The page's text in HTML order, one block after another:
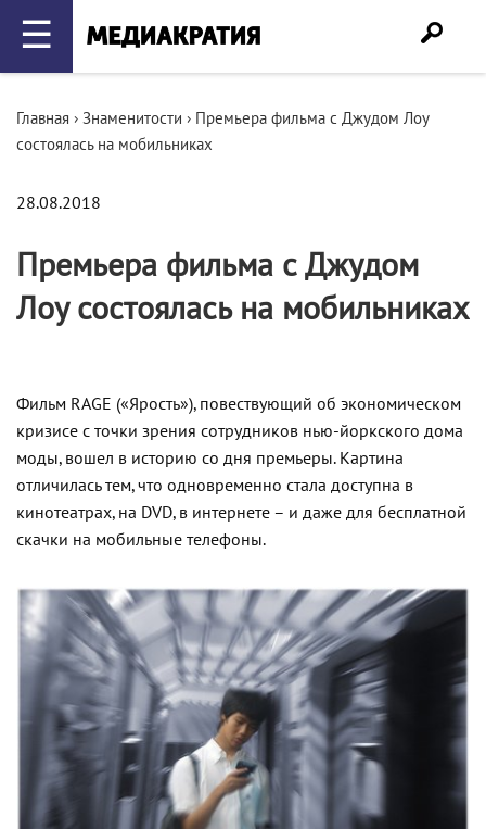
☰
Главная › Знаменитости › Премьера фильма с Джудом Лоу
состоялась на мобильниках
28.08.2018
Премьера фильма с Джудом
Лоу состоялась на мобильниках
Фильм RAGE («Ярость»), повествующий об экономическом
кризисе с точки зрения сотрудников нью-йоркского дома
моды, вошел в историю со дня премьеры. Картина
отличилась тем, что одновременно стала доступна в
кинотеатрах, на DVD, в интернете – и даже для бесплатной
скачки на мобильные телефоны.